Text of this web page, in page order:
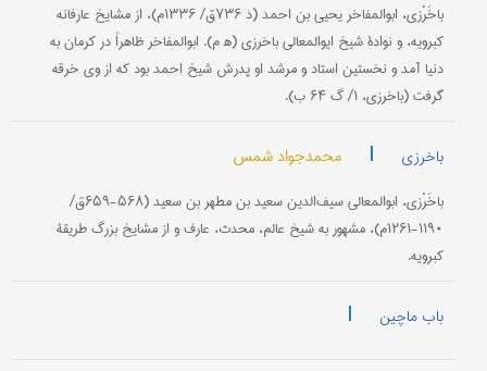
باخَرْزی، ابوالمفاخر یحیی بن احمد (د ۷۳۶ق/ ۱۳۳۶م)، از مشایخ عارفانه
کبرویه، و نوادۀ شیخ ایوالمعالی باخرزی (ﻫ م). ابوالمفاخر ظاهراً در کرمان به
دنیا آمد و نخستین استاد و مرشد او پدرش شیخ احمد بود که از وی خرقه
گرفت (باخرزی، ۱/ گ ۶۴ ب).
باخرزی | محمدجواد شمس
باخَرْزی، ابوالمعالی سیف‌الدین سعید بن مطهر بن سعید (۵۶۸-۶۵۹ق/
۱۱۹۰-۱۲۶۱م)، مشهور به شیخ عالم، محدث، عارف و از مشایخ بزرگ طریقۀ
کبرویه.
باب ماچین |